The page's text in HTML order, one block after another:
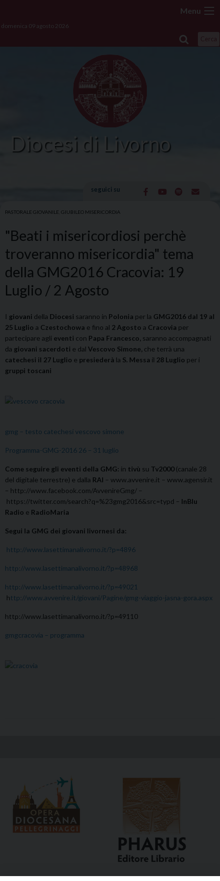
content
Menu
domenica 09 agosto 2026
Diocesi di Livorno
seguici su
PASTORALE GIOVANILE GIUBILEO MISERICORDIA
"Beati i misericordiosi perchè
troveranno misericordia" tema
della GMG2016 Cracovia: 19
Luglio / 2 Agosto
I giovani della Diocesi saranno in Polonia per la GMG2016 dal 19 al
25 Luglio a Czestochowa e fino al 2 Agosto a Cracovia per
partecipare agli eventi con Papa Francesco, saranno accompagnati
da giovani sacerdoti e dal Vescovo Simone, che terrà una
catechesi il 27 Luglio e presiederà la S. Messa il 28 Luglio per i
gruppi toscani
gmg – testo catechesi vescovo simone
Programma-GMG-2016 26 – 31 luglio
Come seguire gli eventi della GMG: in tivù su Tv2000(canale 28
del digitale terrestre) e dalla RAI – www.avvenire.it – www.agensir.it
– http://www.facebook.com/AvvenireGmg/ –
https://twitter.com/search?q=%23gmg2016&src=typd – InBlu
Radio e RadioMaria
Segui la GMG dei giovani livornesi da:
http://www.lasettimanalivorno.it/?p=4896
http://www.lasettimanalivorno.it/?p=48968
http://www.lasettimanalivorno.it/?p=49021
http://www.avvenire.it/giovani/Pagine/gmg-viaggio-jasna-gora.aspx
http://www.lasettimanalivorno.it/?p=49110
gmgcracovia – programma